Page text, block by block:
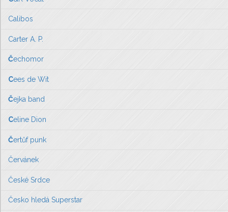
Calibos
Carter A. P.
Čechomor
Cees de Wit
Čejka band
Celine Dion
Čertůf punk
Červánek
České Srdce
Česko hledá Superstar